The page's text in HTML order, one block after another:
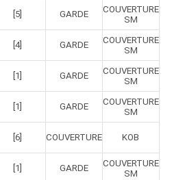
[5] GARDE
COUVERTURE
SM
[4] GARDE
COUVERTURE
SM
[1] GARDE
COUVERTURE
SM
[1] GARDE
COUVERTURE
SM
[6] COUVERTURE KOB
[1] GARDE
COUVERTURE
SM